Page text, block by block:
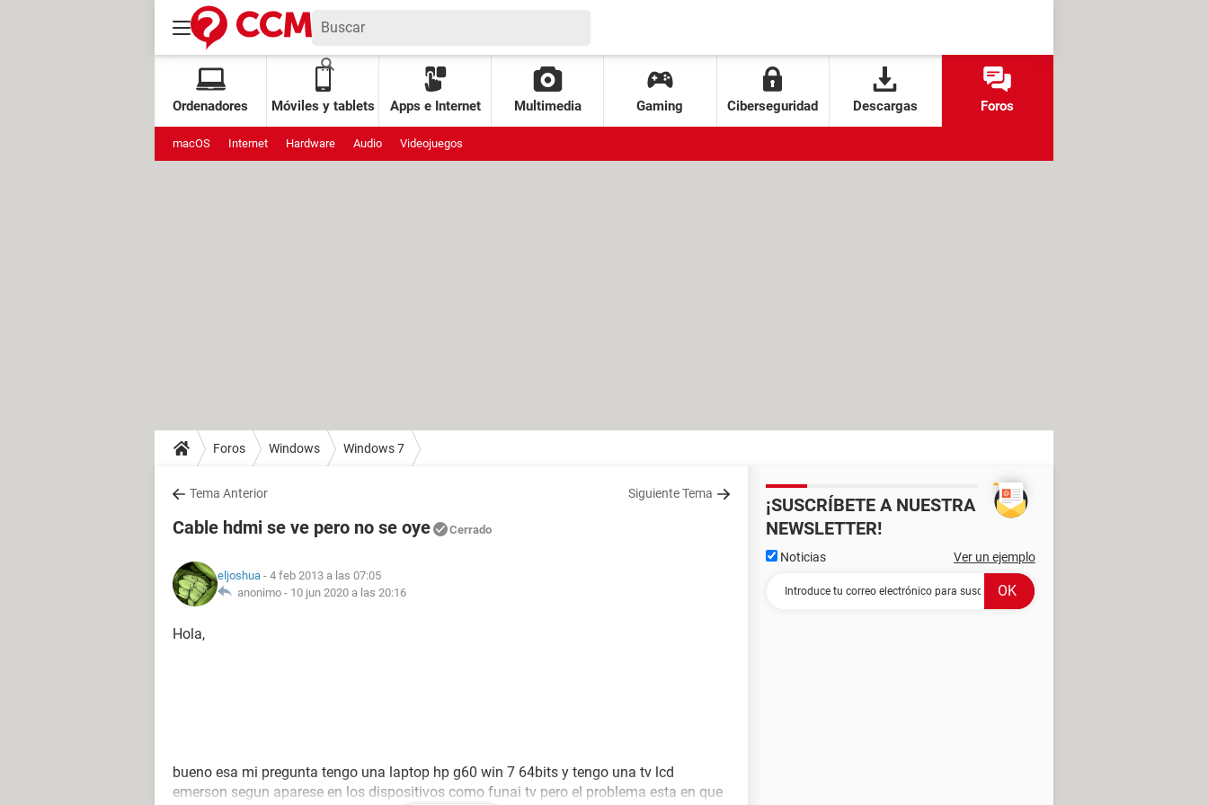
Ordenadores Móviles y tablets Apps e Internet Multimedia Gaming Ciberseguridad Descargas Foros
macOS Internet Hardware Audio Videojuegos
Foros Windows Windows 7
Tema Anterior Siguiente Tema
Cable hdmi se ve pero no se oye Cerrado
eljoshua - 4 feb 2013 a las 07:05
anonimo - 10 jun 2020 a las 20:16
Hola,
bueno esa mi pregunta tengo una laptop hp g60 win 7 64bits y tengo una tv lcd
emerson segun aparese en los dispositivos como funai tv pero el problema esta en que
¡SUSCRÍBETE A NUESTRA
NEWSLETTER!
Noticias Ver un ejemplo